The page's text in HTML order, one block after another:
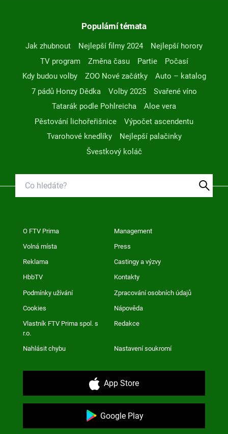
Populární témata
Jak zhubnout Nejlepší filmy 2024
Nejlepší horory
TV program
Změna času Partie
Počasí
Kdy budou volby
ZOO Nové začátky
Auto – katalog
7 pádů Honzy Dědka
Volby 2025
Svařené víno
Tatarák podle Pohlreicha
Aloe vera
Pěstování lichořeřišnice
Výpočet ascendentu
Tvarohové knedlíky
Nejlepší palačinky
Švestkový koláč
O FTV Prima Management
Volná místa Press
Reklama Castingy a výzvy
HbbTV Kontakty
Podmínky užívání Zpracování osobních údajů
Cookies Nápověda
Vlastník FTV Prima spol. s
r.o.
Redakce
Nahlásit chybu Nastavení soukromí
App Store
Google Play